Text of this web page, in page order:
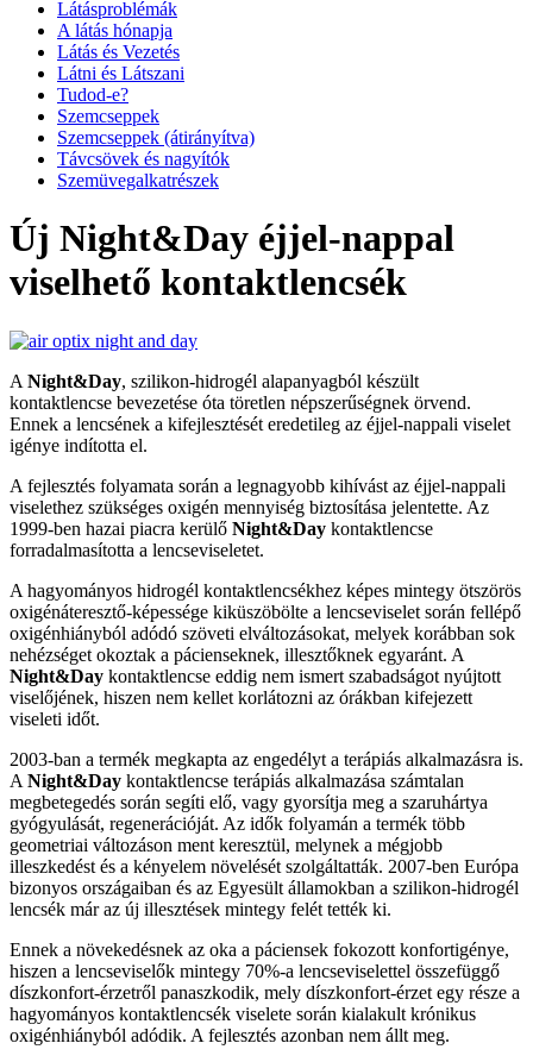
Látásproblémák
A látás hónapja
Látás és Vezetés
Látni és Látszani
Tudod-e?
Szemcseppek
Szemcseppek (átirányítva)
Távcsövek és nagyítók
Szemüvegalkatrészek
Új Night&Day éjjel-nappal
viselhető kontaktlencsék
A Night&Day, szilikon-hidrogél alapanyagból készült
kontaktlencse bevezetése óta töretlen népszerűségnek örvend.
Ennek a lencsének a kifejlesztését eredetileg az éjjel-nappali viselet
igénye indította el.
A fejlesztés folyamata során a legnagyobb kihívást az éjjel-nappali
viselethez szükséges oxigén mennyiség biztosítása jelentette. Az
1999-ben hazai piacra kerülő Night&Day kontaktlencse
forradalmasította a lencseviseletet.
A hagyományos hidrogél kontaktlencsékhez képes mintegy ötszörös
oxigénáteresztő-képessége kiküszöbölte a lencseviselet során fellépő
oxigénhiányból adódó szöveti elváltozásokat, melyek korábban sok
nehézséget okoztak a pácienseknek, illesztőknek egyaránt. A
Night&Day kontaktlencse eddig nem ismert szabadságot nyújtott
viselőjének, hiszen nem kellet korlátozni az órákban kifejezett
viseleti időt.
2003-ban a termék megkapta az engedélyt a terápiás alkalmazásra is.
A Night&Day kontaktlencse terápiás alkalmazása számtalan
megbetegedés során segíti elő, vagy gyorsítja meg a szaruhártya
gyógyulását, regenerációját. Az idők folyamán a termék több
geometriai változáson ment keresztül, melynek a mégjobb
illeszkedést és a kényelem növelését szolgáltatták. 2007-ben Európa
bizonyos országaiban és az Egyesült államokban a szilikon-hidrogél
lencsék már az új illesztések mintegy felét tették ki.
Ennek a növekedésnek az oka a páciensek fokozott konfortigénye,
hiszen a lencseviselők mintegy 70%-a lencseviselettel összefüggő
díszkonfort-érzetről panaszkodik, mely díszkonfort-érzet egy része a
hagyományos kontaktlencsék viselete során kialakult krónikus
oxigénhiányból adódik. A fejlesztés azonban nem állt meg.